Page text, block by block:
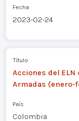
Fecha
2023-02-24
Título
Acciones del
Armadas (enero-
País
Colombia